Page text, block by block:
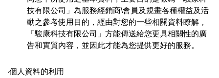
技有限公司」為服務經銷商\會員及規畫各種權益及活
動之參考使用目的，經由對您的一些相關資料瞭解，
「駿康科技有限公司」方能傳送給您更具相關性的廣
告和實質內容，並因此才能為您提供更好的服務。
‧個人資料的利用